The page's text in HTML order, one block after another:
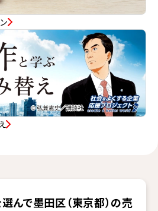
んで墨田区（東京都）の売